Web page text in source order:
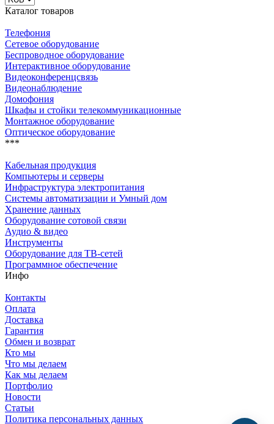
Каталог товаров
Телефония
Сетевое оборудование
Беспроводное оборудование
Интерактивное оборудование
Видеоконференцсвязь
Видеонаблюдение
Домофония
Шкафы и стойки телекоммуникационные
Монтажное оборудование
Оптическое оборудование
***
Кабельная продукция
Компьютеры и серверы
Инфраструктура электропитания
Системы автоматизации и Умный дом
Хранение данных
Оборудование сотовой связи
Аудио & видео
Инструменты
Оборудование для ТВ-сетей
Программное обеспечение
Инфо
Контакты
Оплата
Доставка
Гарантия
Обмен и возврат
Кто мы
Что мы делаем
Как мы делаем
Портфолио
Новости
Статьи
Политика персональных данных